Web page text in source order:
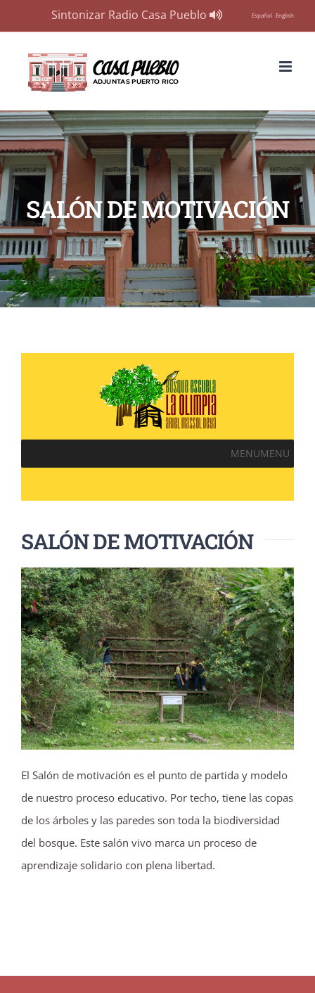
Sintonizar Radio Casa Pueblo Español English
content
SALÓN DE MOTIVACIÓN
MENUMENU
SALÓN DE MOTIVACIÓN
El Salón de motivación es el punto de partida y modelo
de nuestro proceso educativo. Por techo, tiene las copas
de los árboles y las paredes son toda la biodiversidad
del bosque. Este salón vivo marca un proceso de
aprendizaje solidario con plena libertad.